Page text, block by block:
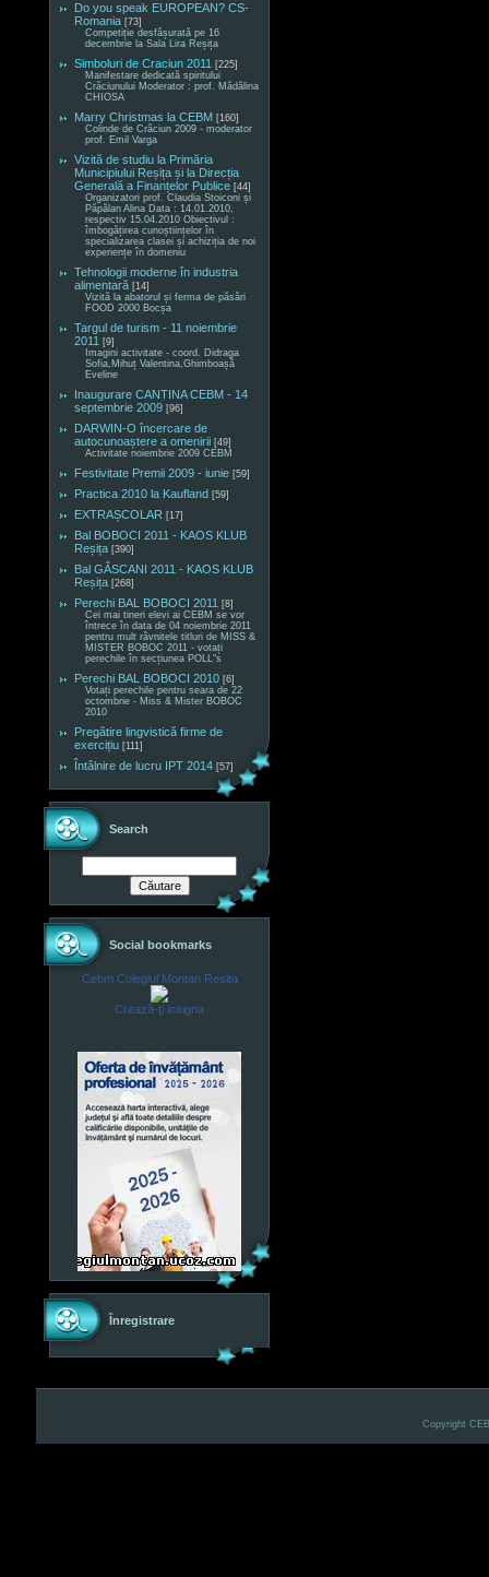
Do you speak EUROPEAN? CS-
Romania [73]
Competiție desfășurată pe 16
decembrie la Sala Lira Reșița
Simboluri de Craciun 2011 [225]
Manifestare dedicată spiritului
Crăciunului Moderator : prof. Mădălina
CHIOSA
Marry Christmas la CEBM [160]
Colinde de Crăciun 2009 - moderator
prof. Emil Varga
Vizită de studiu la Primăria
Municipiului Reșița și la Direcția
Generală a Finanțelor Publice [44]
Organizatori prof. Claudia Stoiconi și
Păpălan Alina Data : 14.01.2010,
respectiv 15.04.2010 Obiectivul :
îmbogățirea cunoștiințelor în
specializarea clasei și achiziția de noi
experiențe în domeniu
Tehnologii moderne în industria
alimentară [14]
Vizită la abatorul și ferma de păsări
FOOD 2000 Bocșa
Targul de turism - 11 noiembrie
2011 [9]
Imagini activitate - coord. Didraga
Sofia,Mihuț Valentina,Ghimboașă
Eveline
Inaugurare CANTINA CEBM - 14
septembrie 2009 [96]
DARWIN-O încercare de
autocunoaștere a omenirii [49]
Activitate noiembrie 2009 CEBM
Festivitate Premii 2009 - iunie [59]
Practica 2010 la Kaufland [59]
EXTRAȘCOLAR [17]
Bal BOBOCI 2011 - KAOS KLUB
Reșița [390]
Bal GÂSCANI 2011 - KAOS KLUB
Reșița [268]
Perechi BAL BOBOCI 2011 [8]
Cei mai tineri elevi ai CEBM se vor
întrece în data de 04 noiembrie 2011
pentru mult râvnitele titluri de MISS &
MISTER BOBOC 2011 - votați
perechile în secțiunea POLL"s
Perechi BAL BOBOCI 2010 [6]
Votați perechile pentru seara de 22
octombrie - Miss & Mister BOBOC
2010
Pregătire lingvistică firme de
exercițiu [111]
Întâlnire de lucru IPT 2014 [57]
Search
Social bookmarks
Cebm Colegiul Montan Resita
Crează-ţi insigna
Înregistrare
Copyright